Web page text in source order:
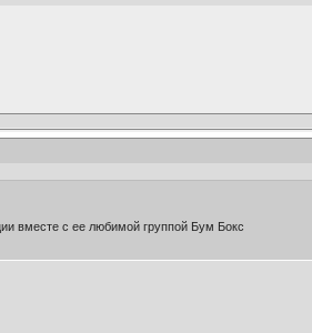
вместе с ее любимой группой Бум Бокс